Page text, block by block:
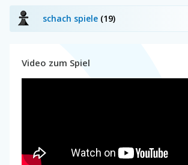
schach spiele (19)
Video zum Spiel